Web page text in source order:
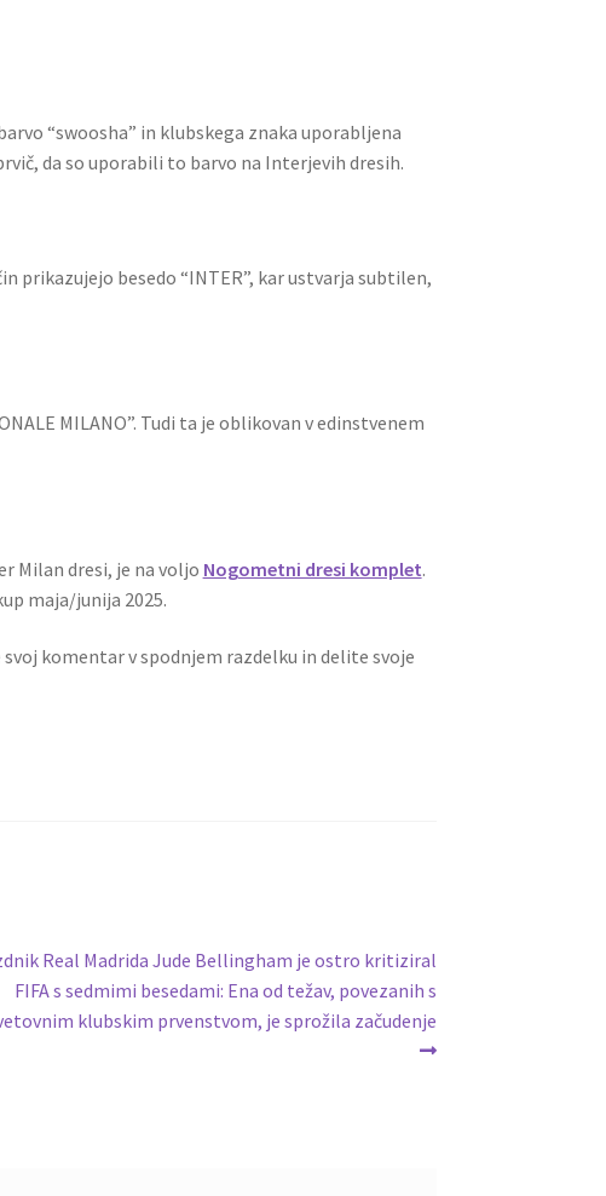
“swoosha” in klubskega znaka uporabljena
da so uporabili to barvo na Interjevih dresih.
prikazujejo besedo “INTER”, kar ustvarja subtilen,
MILANO”. Tudi ta je oblikovan v edinstvenem
Milan dresi, je na voljo Nogometni dresi komplet.
maja/junija 2025.
komentar v spodnjem razdelku in delite svoje
Real Madrida Jude Bellingham je ostro kritiziral
FIFA s sedmimi besedami: Ena od težav, povezanih s
klubskim prvenstvom, je sprožila začudenje